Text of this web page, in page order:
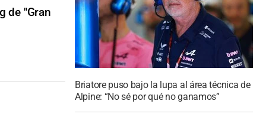
de "Gran
Briatore puso bajo la lupa al área técnica de
Alpine: “No sé por qué no ganamos”